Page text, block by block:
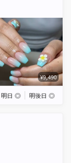
¥9,490
明日 ◎ 明後日 ◎